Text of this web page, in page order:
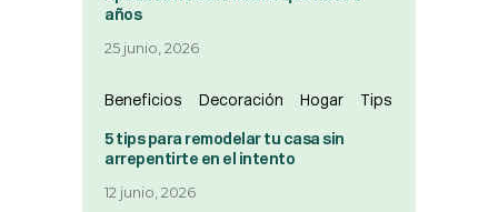
años
25 junio, 2026
Beneficios Decoración Hogar Tips
5 tips para remodelar tu casa sin
arrepentirte en el intento
12 junio, 2026